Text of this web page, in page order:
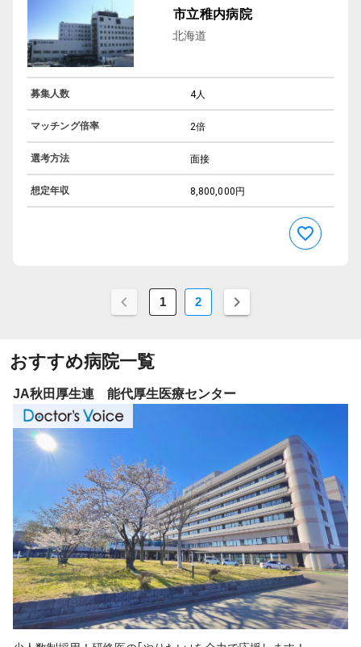
市立稚内病院
北海道
募集人数 4人
マッチング倍率 2倍
選考方法 面接
想定年収 8,800,000円
1 2
おすすめ病院一覧
JR札幌病院